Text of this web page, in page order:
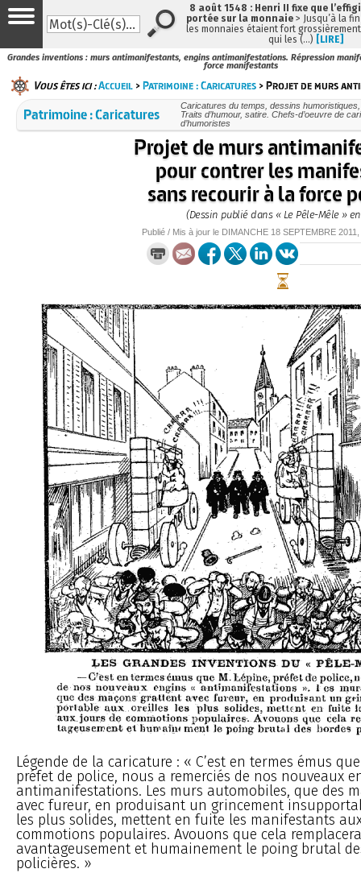
Grandes inventions : murs antimanifestants, engins antimanifestations. Répression
force manifestants
Vous êtes ici :Accueil >Patrimoine : Caricatures > Projet de murs
Patrimoine : Caricatures
Caricatures du temps, dessins
Traits d’humour, satire. Chefs-d’oeuvre de
d’humoristes
Projet de murs
pour contrer les
sans recourir à la force
(Dessin publié dans « Le Pêle-Mêle » en
Publié / Mis à jour le DIMANCHE 18 SEPTEMBRE 2011
Légende de la caricature : « C’est en termes émus
préfet de police, nous a remerciés de nos nouveaux
antimanifestations. Les murs automobiles, que des
avec fureur, en produisant un grincement
les plus solides, mettent en fuite les manifestants
commotions populaires. Avouons que cela remplacera
avantageusement et humainement le poing brutal
policières. »
8 août 1548 : Henri II fixe que
portée sur la monnaie > Jusqu’à la
les monnaies étaient fort
qui les (…) [LIRE]